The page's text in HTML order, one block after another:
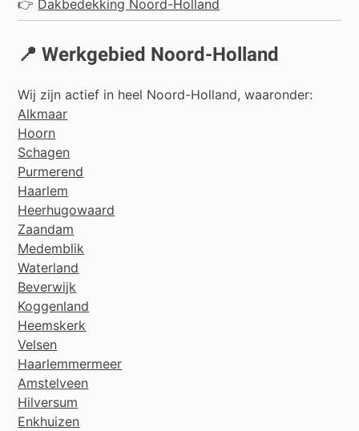
👉 Dakbedekking Noord-Holland
📍 Werkgebied Noord-Holland
Wij zijn actief in heel Noord-Holland, waaronder:
Alkmaar
Hoorn
Schagen
Purmerend
Haarlem
Heerhugowaard
Zaandam
Medemblik
Waterland
Beverwijk
Koggenland
Heemskerk
Velsen
Haarlemmermeer
Amstelveen
Hilversum
Enkhuizen